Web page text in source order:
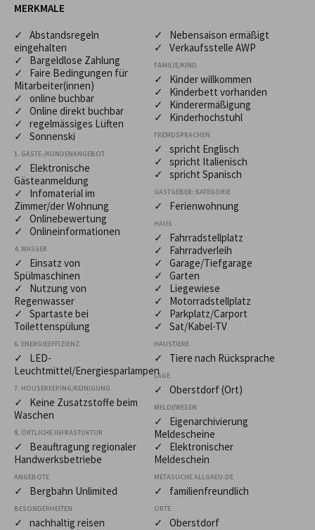
MERKMALE
✓ Abstandsregeln
eingehalten
✓ Bargeldlose Zahlung
✓ Faire Bedingungen für
Mitarbeiter(innen)
✓ online buchbar
✓ Online direkt buchbar
✓ regelmässiges Lüften
✓ Sonnenski
1. GÄSTE-/KUNDENANGEBOT
✓ Elektronische
Gästeanmeldung
✓ Infomaterial im
Zimmer/der Wohnung
✓ Onlinebewertung
✓ Onlineinformationen
4. WASSER
✓ Einsatz von
Spülmaschinen
✓ Nutzung von
Regenwasser
✓ Spartaste bei
Toilettenspülung
6. ENERGIEEFFIZIENZ
✓ LED-
Leuchtmittel/Energiesparlampen
7. HOUSEKEEPING/REINIGUNG
✓ Keine Zusatzstoffe beim
Waschen
8. ÖRTLICHE INFRASTUKTUR
✓ Beauftragung regionaler
Handwerksbetriebe
ANGEBOTE
✓ Bergbahn Unlimited
BESONDERHEITEN
✓ nachhaltig reisen
✓ Nebensaison ermäßigt
✓ Verkaufsstelle AWP
FAMILIE/KIND
✓ Kinder willkommen
✓ Kinderbett vorhanden
✓ Kinderermäßigung
✓ Kinderhochstuhl
FREMDSPRACHEN
✓ spricht Englisch
✓ spricht Italienisch
✓ spricht Spanisch
GASTGEBER: KATEGORIE
✓ Ferienwohnung
HAUS
✓ Fahrradstellplatz
✓ Fahrradverleih
✓ Garage/Tiefgarage
✓ Garten
✓ Liegewiese
✓ Motorradstellplatz
✓ Parkplatz/Carport
✓ Sat/Kabel-TV
HAUSTIERE
✓ Tiere nach Rücksprache
LAGE
✓ Oberstdorf (Ort)
MELDEWESEN
✓ Eigenarchivierung
Meldescheine
✓ Elektronischer
Meldeschein
METASUCHE ALLGAEU.DE
✓ familienfreundlich
ORTE
✓ Oberstdorf